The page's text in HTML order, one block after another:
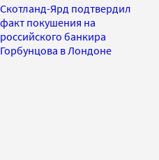
Скотланд-Ярд подтвердил
факт покушения на
российского банкира
Горбунцова в Лондоне